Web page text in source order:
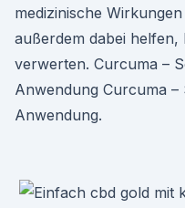
medizinische
außerdem dabei
verwerten. Curcuma –
Anwendung Curcuma
Anwendung.